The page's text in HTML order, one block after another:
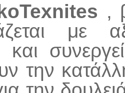
,
με
και
την